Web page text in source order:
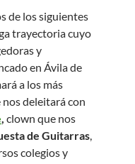
de los siguientes
trayectoria cuyo
y
en Ávila de
a los más
nos deleitará con
, clown que nos
de Guitarras,
colegios y